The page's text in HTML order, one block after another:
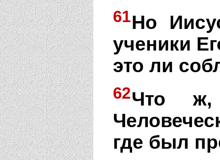
61Но
ученики
это ли
62Что ж,
где был